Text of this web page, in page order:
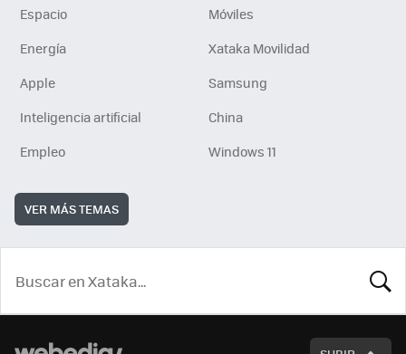
Espacio
Móviles
Energía
Xataka Movilidad
Apple
Samsung
Inteligencia artificial
China
Empleo
Windows 11
VER MÁS TEMAS